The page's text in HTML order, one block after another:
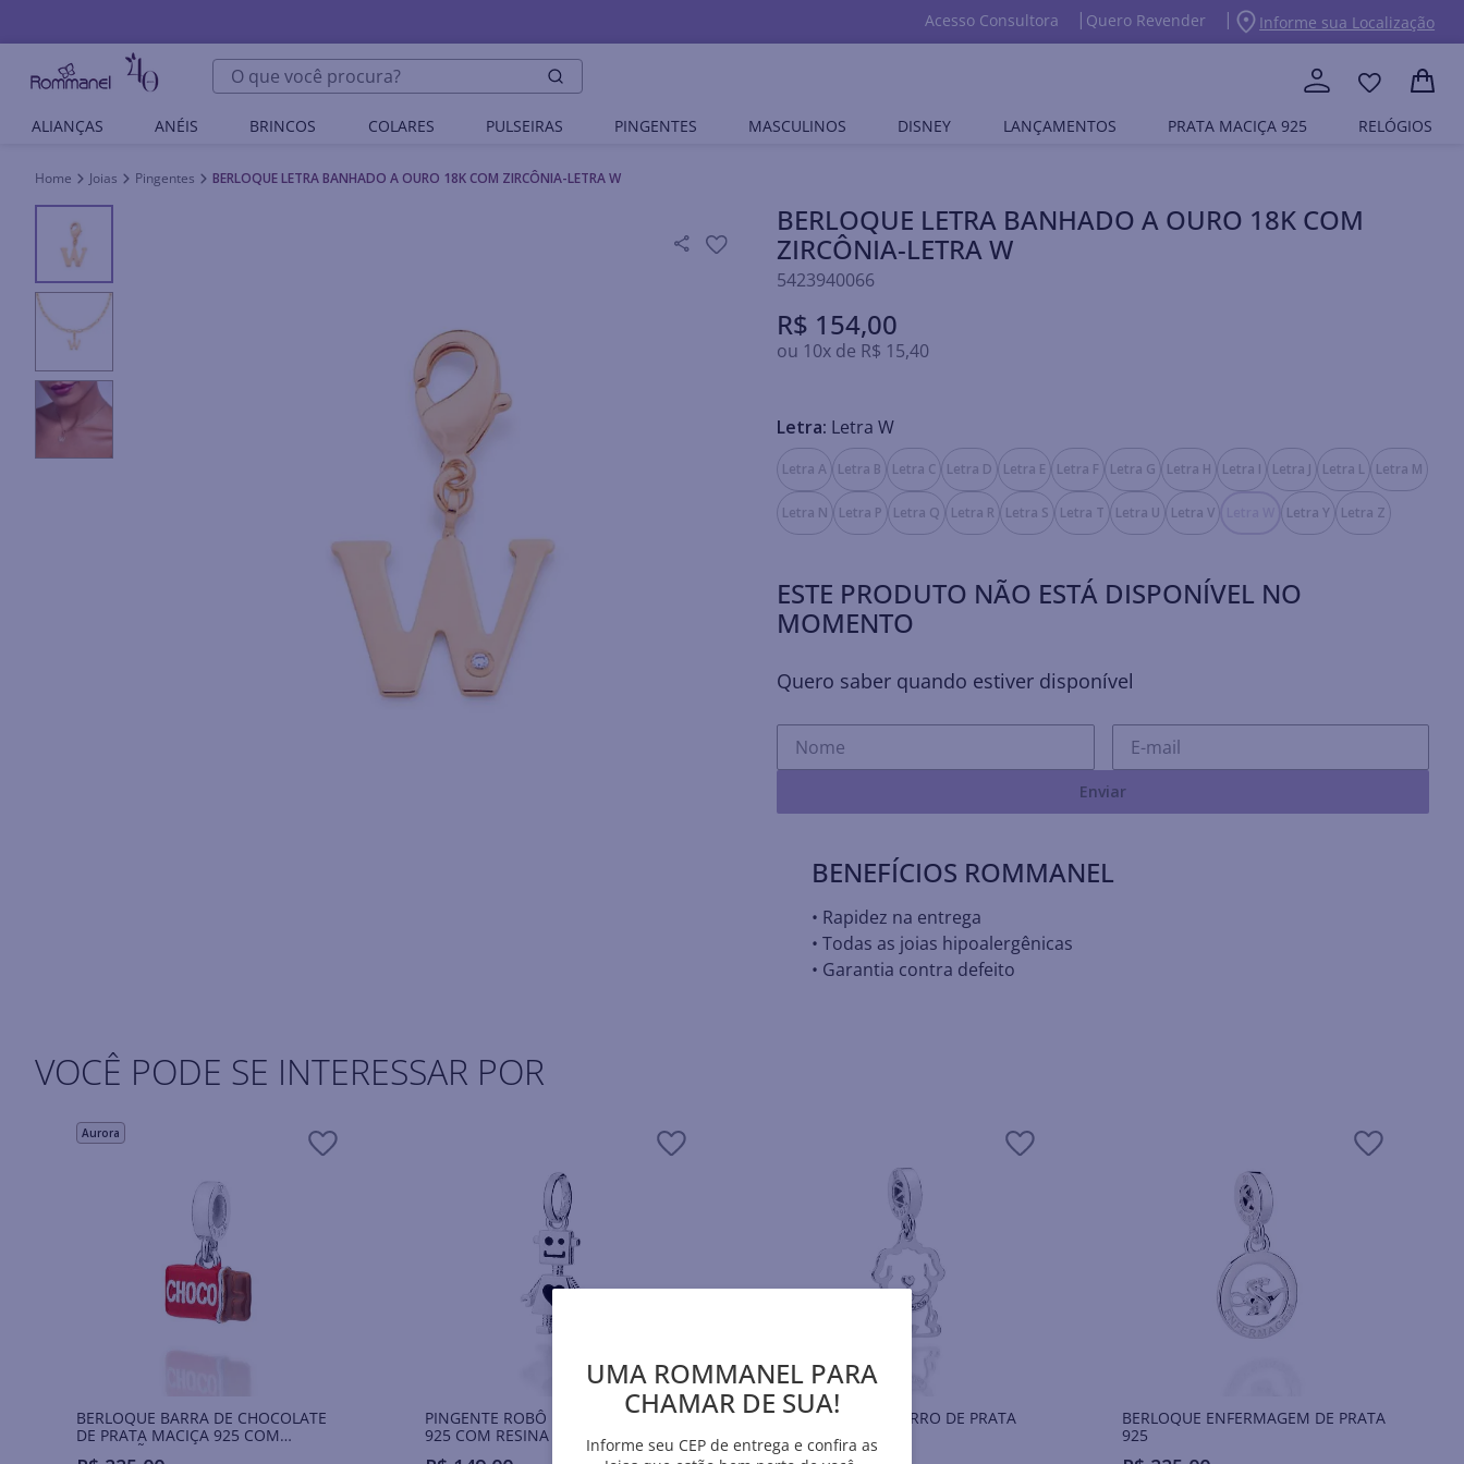
Acesso Consultora Quero Revender Informe sua Localização
O que você procura?
ALIANÇAS ANÉIS BRINCOS COLARES PULSEIRAS PINGENTES MASCULINOS DISNEY LANÇAMENTOS PRATA MACIÇA 925 RELÓGIOS
Joias Pingentes BERLOQUE LETRA BANHADO A OURO 18K COM ZIRCÔNIA-LETRA W
BERLOQUE LETRA BANHADO A OURO 18K COM
ZIRCÔNIA-LETRA W
5423940066
R$ 154,00
ou 10x de R$ 15,40
Letra: Letra W
Letra A Letra B Letra C Letra D Letra E Letra F Letra G Letra H Letra I Letra J Letra L Letra M
Letra N Letra P Letra Q Letra R Letra S Letra T Letra U Letra V Letra Y Letra Z
ESTE PRODUTO NÃO ESTÁ DISPONÍVEL NO
MOMENTO
Quero saber quando estiver disponível
Enviar
BENEFÍCIOS ROMMANEL
• Rapidez na entrega
• Todas as joias hipoalergênicas
• Garantia contra defeito
VOCÊ PODE SE INTERESSAR POR
Aurora
BERLOQUE BARRA DE CHOCOLATE
DE PRATA MACIÇA 925 COM
APLICAÇÃO DE RESINA
PINGENTE ROBÔ DE PRATA MACIÇA
925 COM RESINA
BERLOQUE CACHORRO DE PRATA
BERLOQUE ENFERMAGEM DE PRATA
925
UMA ROMMANEL PARA
CHAMAR DE SUA!
Informe seu CEP de entrega e confira as